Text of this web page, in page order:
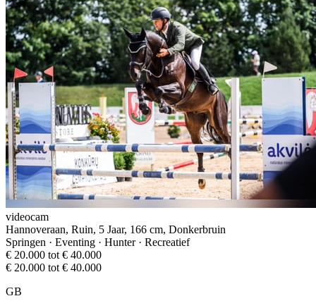
videocam
Hannoveraan, Ruin, 5 Jaar, 166 cm, Donkerbruin
Springen · Eventing · Hunter · Recreatief
€ 20.000 tot € 40.000
€ 20.000 tot € 40.000
GB